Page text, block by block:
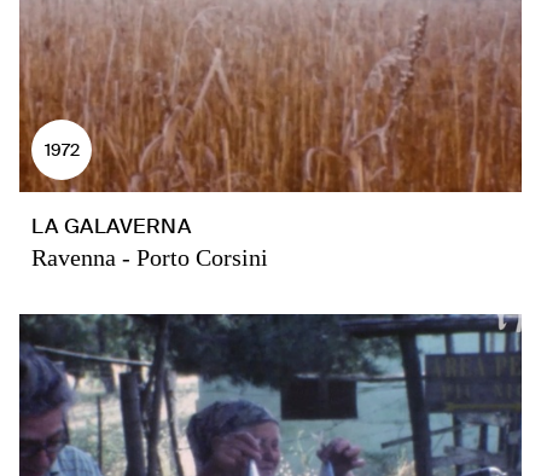
1972
LA GALAVERNA
Ravenna - Porto Corsini